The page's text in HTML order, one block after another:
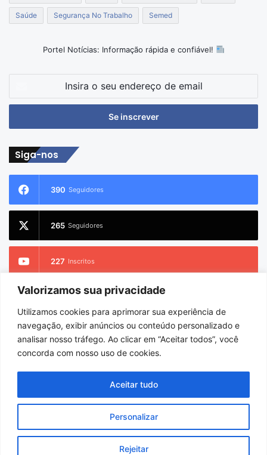
Valorizamos sua privacidade
Utilizamos cookies para aprimorar sua experiência de
navegação, exibir anúncios ou conteúdo personalizado e
analisar nosso tráfego. Ao clicar em “Aceitar todos”, você
concorda com nosso uso de cookies.
Personalizar
Rejeitar
Aceitar tudo
Saúde Segurança No Trabalho Semed
Portel Notícias: Informação rápida e confiável!
seu
de
Siga-nos
390 Seguidores
265 Seguidores
227 Inscritos
2.733 Seguidores
© Copyright 2026Charlem Sarges. Todos os direitos reservados |
Hospedado pori9 Digital
Facebook
X YouTube